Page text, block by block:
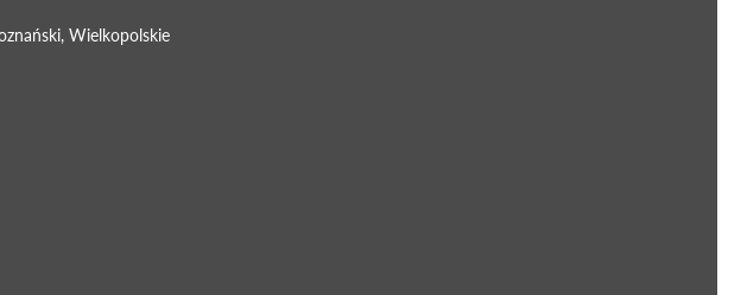
Wielkopolskie